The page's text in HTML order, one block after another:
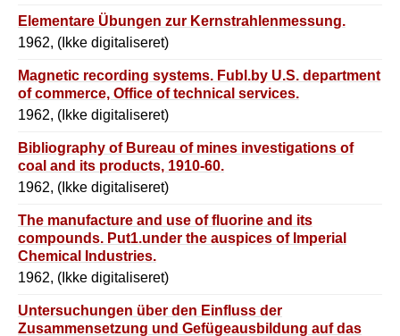
Elementare Übungen zur Kernstrahlenmessung.
1962, (Ikke digitaliseret)
Magnetic recording systems. Fubl.by U.S. department
of commerce, Office of technical services.
1962, (Ikke digitaliseret)
Bibliography of Bureau of mines investigations of
coal and its products, 1910-60.
1962, (Ikke digitaliseret)
The manufacture and use of fluorine and its
compounds. Put1.under the auspices of Imperial
Chemical Industries.
1962, (Ikke digitaliseret)
Untersuchungen über den Einfluss der
Zusammensetzung und Gefügeausbildung auf das